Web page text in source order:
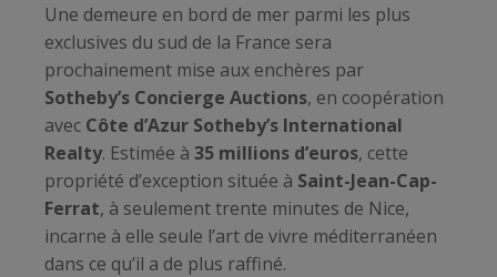
Une demeure en bord de mer parmi les plus
exclusives du sud de la France sera
prochainement mise aux enchères par
Sotheby’s Concierge Auctions, en coopération
avec Côte d’Azur Sotheby’s International
Realty. Estimée à 35 millions d’euros, cette
propriété d’exception située à Saint-Jean-Cap-
Ferrat, à seulement trente minutes de Nice,
incarne à elle seule l’art de vivre méditerranéen
dans ce qu’il a de plus raffiné.